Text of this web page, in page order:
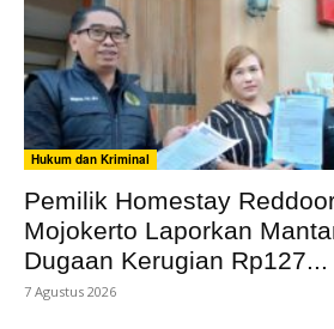
Hukum dan Kriminal
Pemilik Homestay
Mojokerto Laporkan
Dugaan Kerugian Rp127...
7 Agustus 2026